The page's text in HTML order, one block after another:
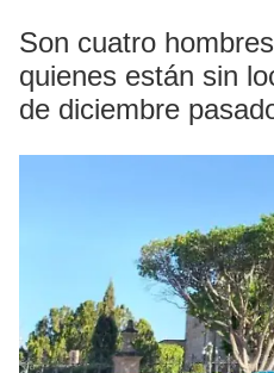
Son cuatro
quienes están sin
de diciembre